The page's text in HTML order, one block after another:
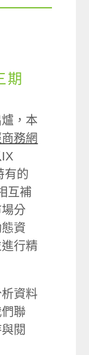
期
，本
務網
IX
有的
互補
分
資
行精
資料
聯
閱